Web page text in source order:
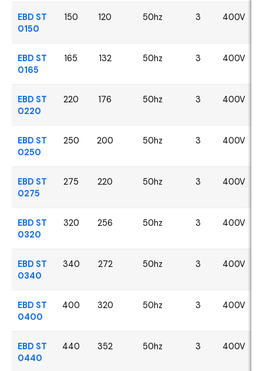
EBD ST
0150
150 120 50hz 3 400V
EBD ST
0165
165 132 50hz 3 400V
EBD ST
0220
220 176 50hz 3 400V
EBD ST
0250
250 200 50hz 3 400V
EBD ST
0275
275 220 50hz 3 400V
EBD ST
0320
320 256 50hz 3 400V
EBD ST
0340
340 272 50hz 3 400V
EBD ST
0400
400 320 50hz 3 400V
EBD ST
0440
440 352 50hz 3 400V